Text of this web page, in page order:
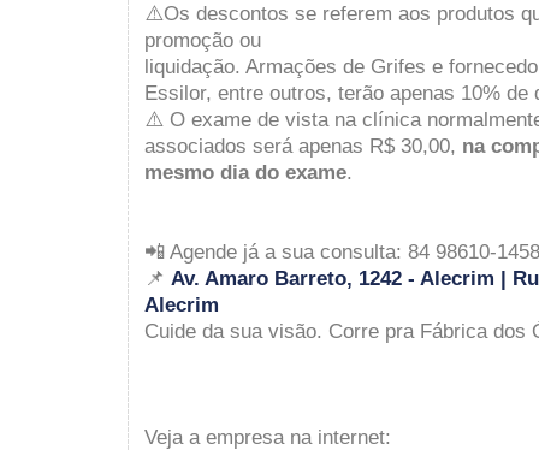
⚠️Os descontos se referem aos produtos
promoção ou
liquidação. Armações de Grifes e
Essilor, entre outros, terão apenas 10% de
⚠️ O exame de vista na clínica
associados será apenas R$ 30,00, na
mesmo dia do exame.
📲 Agende já a sua consulta: 84 98610-
📌 Av. Amaro Barreto, 1242 - Alecrim |
Alecrim
Cuide da sua visão. Corre pra Fábrica
Veja a empresa na internet: